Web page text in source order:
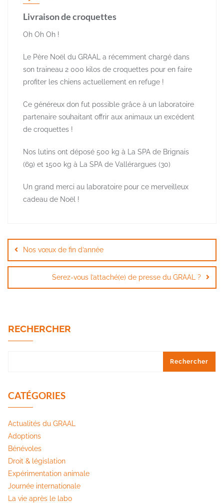
Livraison de croquettes
Oh Oh Oh !
Le Père Noël du GRAAL a récemment chargé dans
son traineau 2 000 kilos de croquettes pour en faire
profiter les chiens actuellement en refuge !
Ce généreux don fut possible grâce à un laboratoire
partenaire souhaitant offrir aux animaux un excédent
de croquettes !
Nos lutins ont déposé 500 kg à La SPA de Brignais
(69) et 1500 kg à La SPA de Vallérargues (30)
Un grand merci au laboratoire pour ce merveilleux
cadeau de Noël !
de
l’article
Nos vœux de fin d’année
Serez-vous l’attaché(e) de presse du GRAAL ?
RECHERCHER
Rechercher
CATÉGORIES
Actualités du GRAAL
Adoptions
Bénévoles
Droit & législation
Expérimentation animale
Journée internationale
La vie après le labo